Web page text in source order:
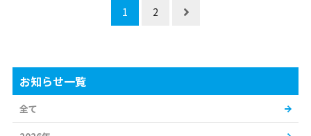
1 2
お知らせ一覧
全て